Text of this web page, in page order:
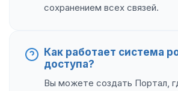
сохранением всех связей.
Как работает система
доступа?
Вы можете создать Портал,